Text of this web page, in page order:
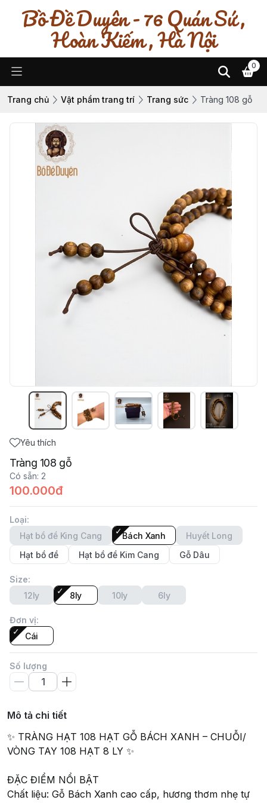
Bồ Đề Duyên - 76 Quán Sứ ,
Hoàn Kiếm , Hà Nội
0
Trang chủ Vật phẩm trang trí Trang sức Tràng 108 gỗ
Yêu thích
Tràng 108 gỗ
Có sẵn: 2
100.000đ
Loại:
Hạt bồ đề King Cang
Bách Xanh
Huyết Long
Hạt bồ đề
Hạt bồ đề Kim Cang Gỗ Dâu
Size:
12ly
8ly 10ly 6ly
Đơn vị:
Cái
Số lượng
Mô tả chi tiết
✨ TRÀNG HẠT 108 HẠT GỖ BÁCH XANH – CHUỖI/
VÒNG TAY 108 HẠT 8 LY ✨
ĐẶC ĐIỂM NỔI BẬT
Chất liệu: Gỗ Bách Xanh cao cấp, hương thơm nhẹ tự